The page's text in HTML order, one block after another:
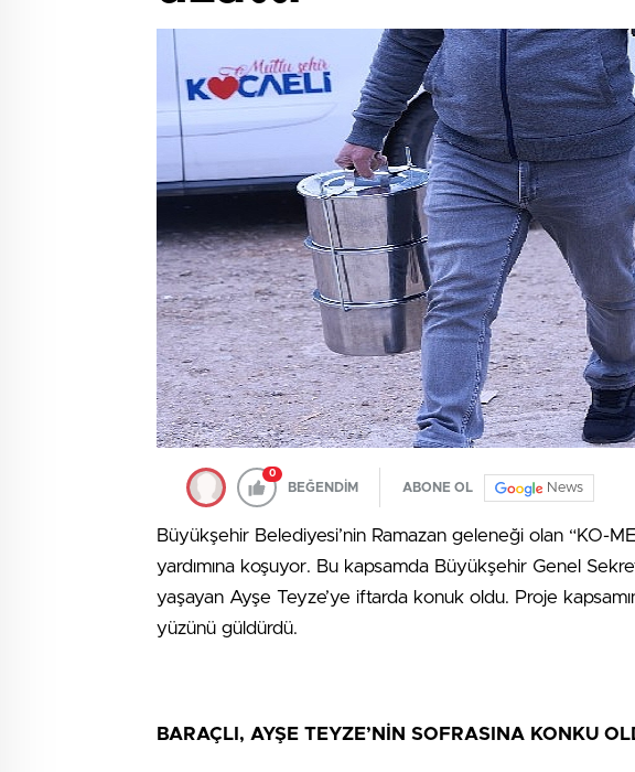
0
BEĞENDİM ABONE OL News
Büyükşehir Belediyesi’nin Ramazan geleneği olan “KO-
yardımına koşuyor. Bu kapsamda Büyükşehir Genel
yaşayan Ayşe Teyze’ye iftarda konuk oldu. Proje
yüzünü güldürdü.
BARAÇLI, AYŞE TEYZE’NİN SOFRASINA KONKU